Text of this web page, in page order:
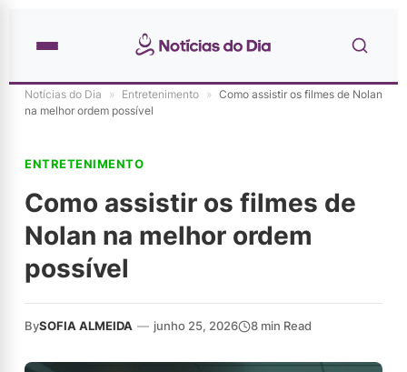
Notícias do Dia » Entretenimento » Como assistir os filmes de Nolan
na melhor ordem possível
ENTRETENIMENTO
Como assistir os filmes de
Nolan na melhor ordem
possível
BySOFIA ALMEIDA — junho 25, 2026 8 min Read